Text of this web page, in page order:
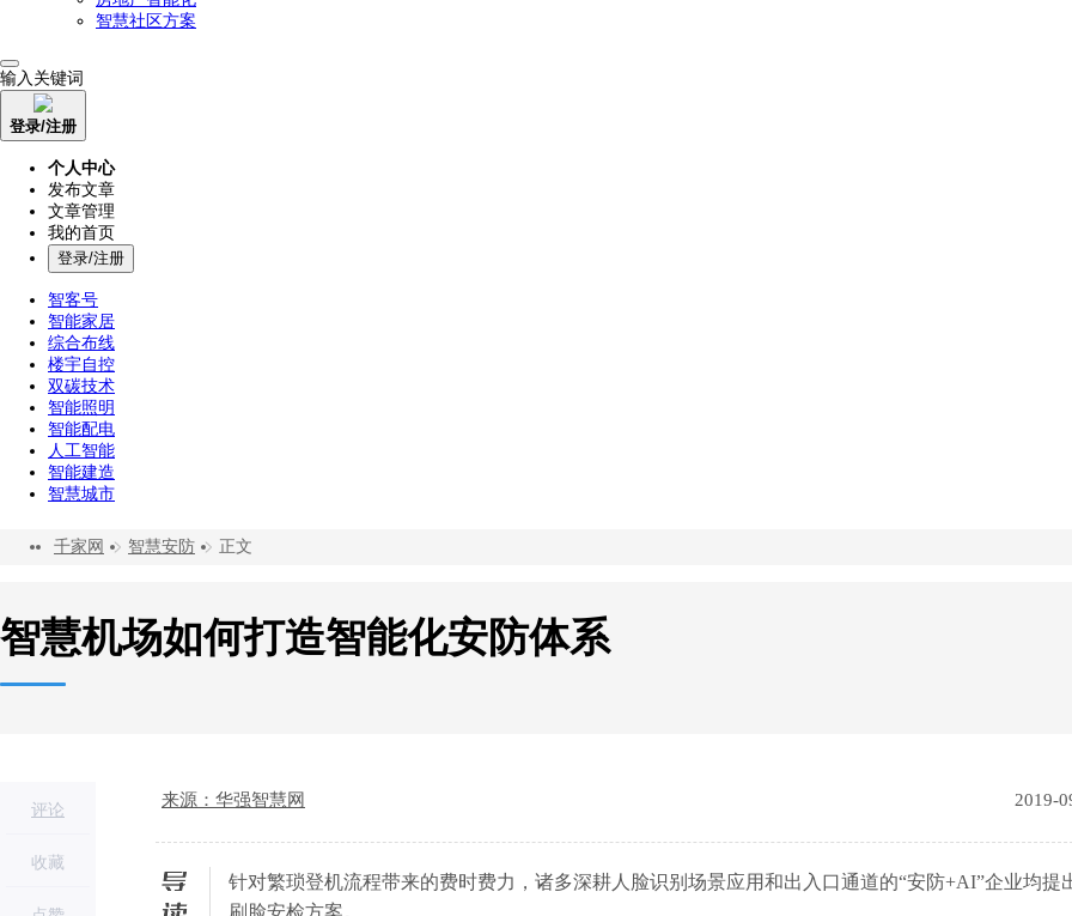
智慧社区方案
输入关键词
登录/注册
个人中心
发布文章
文章管理
我的首页
登录/注册
智客号
智能家居
综合布线
楼宇自控
双碳技术
智能照明
智能配电
人工智能
智能建造
智慧城市
千家网 智慧安防 正文
智慧机场如何打造智能化安防体系
评论
收藏
来源：华强智慧网 2019-
针对繁琐登机流程带来的费时费力，诸多深耕人脸识别场景应用和出入口通道的“安防+AI”企业均提
刷脸安检方案。